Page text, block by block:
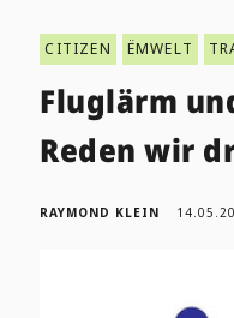
CITIZEN ËMWELT
Fluglärm
Reden wir
RAYMOND KLEIN